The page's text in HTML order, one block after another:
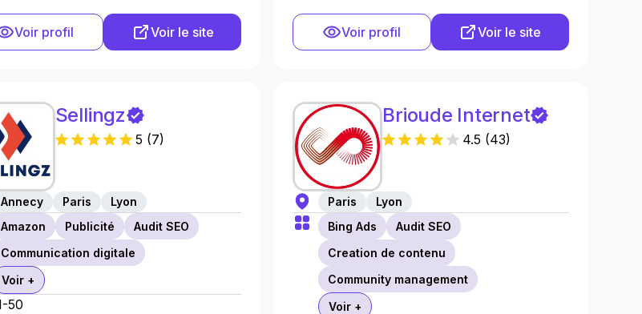
Voir profil Voir le site Voir profil Voir le site
Sellingz
5 (7)
Annecy Paris
Lyon
Amazon
Publicité
Audit SEO
Communication digitale
Voir +
50
Brioude Internet
4.5 (43)
Paris
Lyon
Bing Ads
Audit SEO
Creation de contenu
Community management
Voir +